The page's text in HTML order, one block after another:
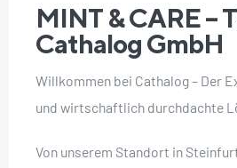
MINT & CARE –
Cathalog GmbH
Willkommen bei Cathalog – Der
und wirtschaftlich durchdachte
Von unserem Standort in